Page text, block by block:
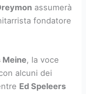
assumerà
fondatore
Meine, la voce
alcuni dei
Ed Speleers